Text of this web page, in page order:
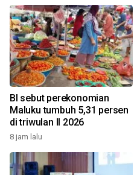
BI sebut perekonomian
Maluku tumbuh 5,31 persen
di triwulan II 2026
8 jam lalu